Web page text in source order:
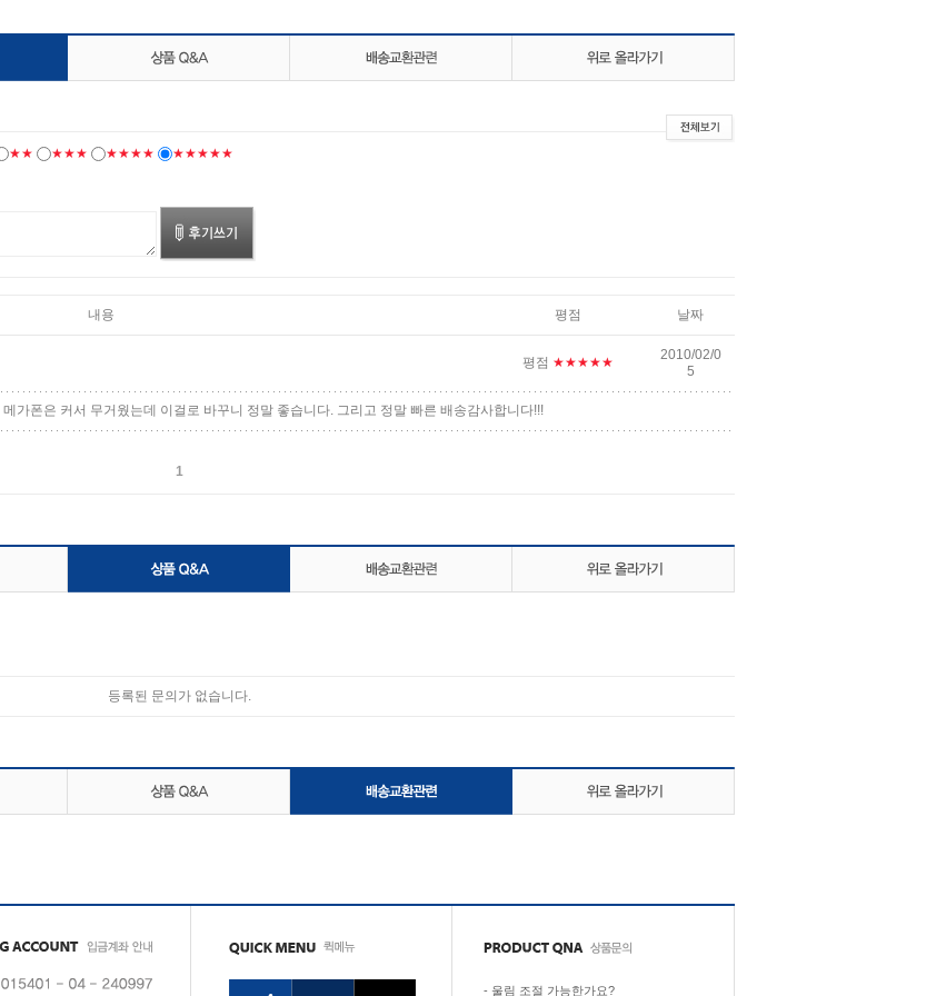
★★ ★★★ ★★★★
★★★★★
내용 평점 날짜
평점 ★★★★★
2010/02/0
5
가폰은 커서 무거웠는데 이걸로 바꾸니 정말 좋습니다. 그리고 정말 빠른 배송감사합니다!!!
1
등록된 문의가 없습니다.
- 울림 조절 가능한가요?